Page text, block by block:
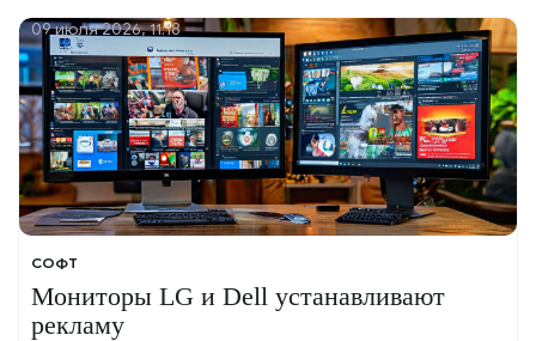
СОФТ
Мониторы LG и Dell устанавливают
рекламу
09 июля 2026, 11:18